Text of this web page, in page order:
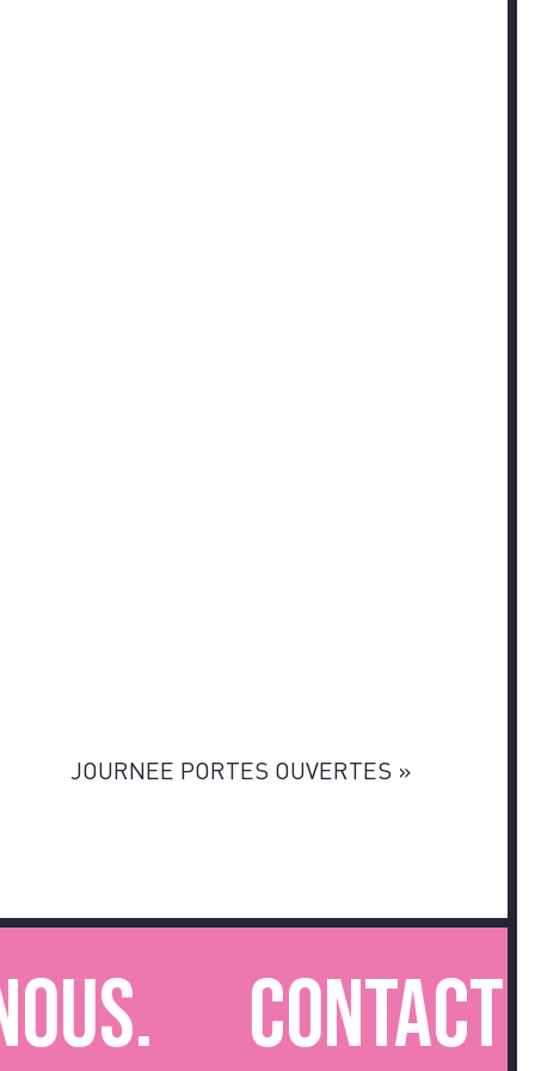
JOURNEE PORTES OUVERTES »